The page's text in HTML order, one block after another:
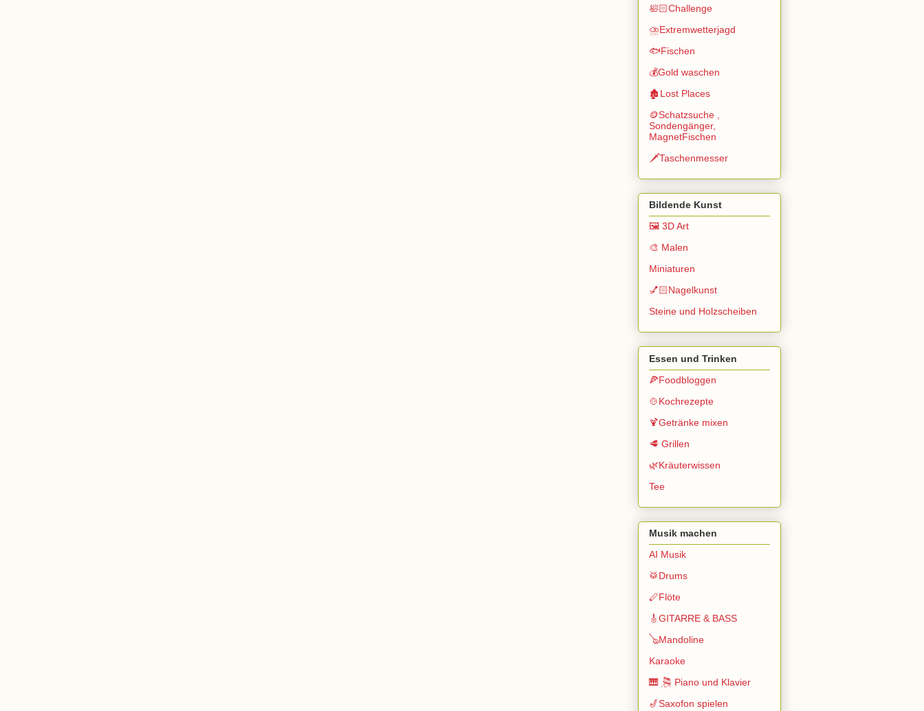
🛀🏻Challenge
⛈️Extremwetterjagd
🐟Fischen
💰Gold waschen
🏚️Lost Places
🪙Schatzsuche ,
Sondengänger,
MagnetFischen
🗡️Taschenmesser
Bildende Kunst
🖼️ 3D Art
🎨 Malen
Miniaturen
💅🏻Nagelkunst
Steine und Holzscheiben
Essen und Trinken
🍕Foodbloggen
🍲Kochrezepte
🍹Getränke mixen
🥩 Grillen
🌿Kräuterwissen
Tee
Musik machen
AI Musik
🥁Drums
🪈Flöte
🎸GITARRE & BASS
🪕Mandoline
Karaoke
🎹 🎘 Piano und Klavier
🎷Saxofon spielen